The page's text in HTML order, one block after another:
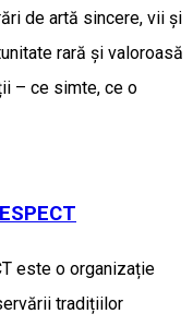
de artă sincere, vii și
rară și valoroasă
– ce simte, ce o
este o organizație
tradițiilor